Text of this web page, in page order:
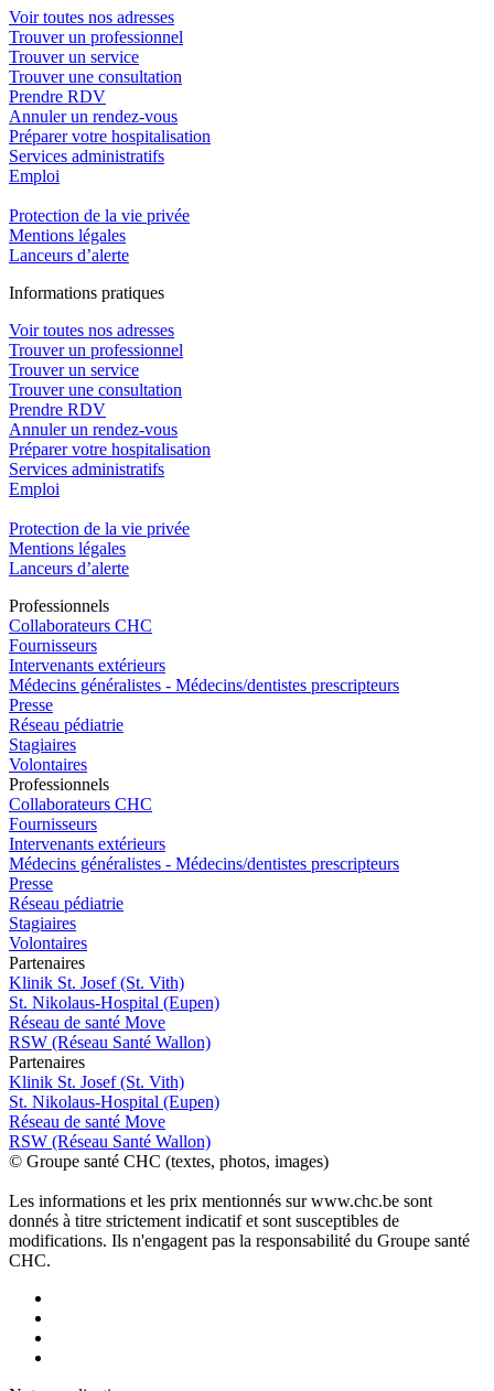
Voir toutes nos adresses
Trouver un professionnel
Trouver un service
Trouver une consultation
Prendre RDV
Annuler un rendez-vous
Préparer votre hospitalisation
Services administratifs
Emploi​
Protection de la vie privée
Mentions légales
Lanceurs d’alerte
Informations pratiques
Voir toutes nos adresses
Trouver un professionnel
Trouver un service
Trouver une consultation
Prendre RDV
Annuler un rendez-vous
Préparer votre hospitalisation
Services administratifs
Emploi​
Protection de la vie privée
Mentions légales
Lanceurs d’alerte
Professionnels
Collaborateurs CHC
Fournisseurs
Intervenants extérieurs
Médecins généralistes - Médecins/dentistes prescripteurs
Presse
Réseau pédiatrie
Stagiaires
Volontaires
Professionnels
Collaborateurs CHC
Fournisseurs
Intervenants extérieurs
Médecins généralistes - Médecins/dentistes prescripteurs
Presse
Réseau pédiatrie
Stagiaires
Volontaires
Partenaires
Klinik St. Josef (St. Vith)
St. Nikolaus-Hospital (Eupen)
Réseau de santé Move
RSW (Réseau Santé Wallon)
Partenaires
Klinik St. Josef (St. Vith)
St. Nikolaus-Hospital (Eupen)
Réseau de santé Move
RSW (Réseau Santé Wallon)
© Groupe santé CHC (textes, photos, images)
Les informations et les prix mentionnés sur www.chc.be sont
donnés à titre strictement indicatif et sont susceptibles de
modifications. Ils n'engagent pas la responsabilité du Groupe santé
CHC.